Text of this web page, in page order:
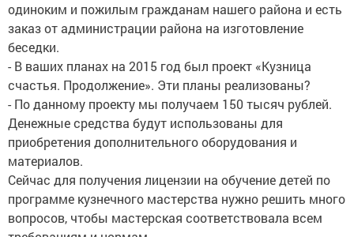
одиноким и пожилым гражданам нашего района и есть
заказ от администрации района на изготовление
беседки.
- В ваших планах на 2015 год был проект «Кузница
счастья. Продолжение». Эти планы реализованы?
- По данному проекту мы получаем 150 тысяч рублей.
Денежные средства будут использованы для
приобретения дополнительного оборудования и
материалов.
Сейчас для получения лицензии на обучение детей по
программе кузнечного мастерства нужно решить много
вопросов, чтобы мастерская соответствовала всем